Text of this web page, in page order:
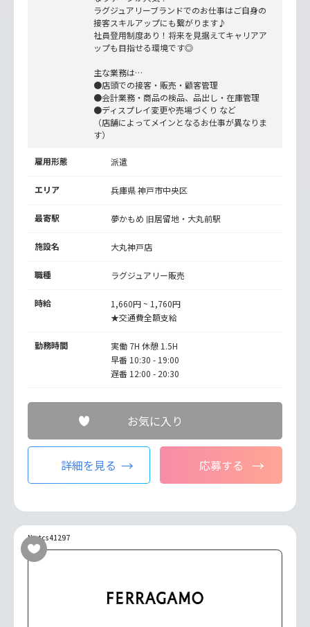
ラグジュアリーブランドでのお仕事はご自身の
接客スキルアップにも繋がります♪
社員登用制度あり！将来を見据えてキャリアア
ップも目指せる環境です◎
主な業務は…
●店頭での接客・販売・顧客管理
●会計業務・商品の検品、品出し・在庫管理
●ディスプレイ変更や売場づくり など
（店舗によってメインとなるお仕事が異なりま
す）
雇用形態 派遣
エリア 兵庫県 神戸市中央区
最寄駅 夢かもめ 旧居留地・大丸前駅
施設名 大丸神戸店
職種 ラグジュアリー販売
時給
1,660円 ~ 1,760円
★交通費全額支給
勤務時間
実働 7H 休憩 1.5H
早番 10:30 - 19:00
遅番 12:00 - 20:30
お気に入り
詳細を見る 応募する
No.tcs41297